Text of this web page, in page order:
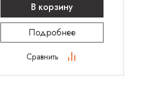
В корзину
Подробнее
Сравнить